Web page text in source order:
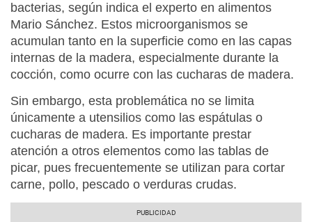
bacterias, según indica el experto en alimentos
Mario Sánchez. Estos microorganismos se
acumulan tanto en la superficie como en las capas
internas de la madera, especialmente durante la
cocción, como ocurre con las cucharas de madera.
Sin embargo, esta problemática no se limita
únicamente a utensilios como las espátulas o
cucharas de madera. Es importante prestar
atención a otros elementos como las tablas de
picar, pues frecuentemente se utilizan para cortar
carne, pollo, pescado o verduras crudas.